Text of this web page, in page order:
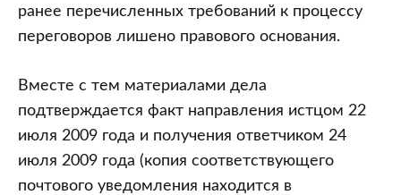
ранее перечисленных требований к процессу
переговоров лишено правового основания.
Вместе с тем материалами дела
подтверждается факт направления истцом 22
июля 2009 года и получения ответчиком 24
июля 2009 года (копия соответствующего
почтового уведомления находится в